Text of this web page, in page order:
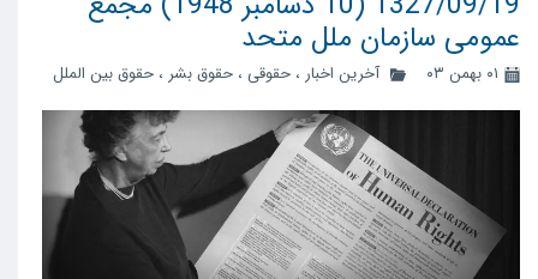
عمومی سازمان ملل متحد
۰۱ بهمن ۰۳ آخرین اخبار ، حقوقی ، حقوق بشر ، حقوق بین الملل